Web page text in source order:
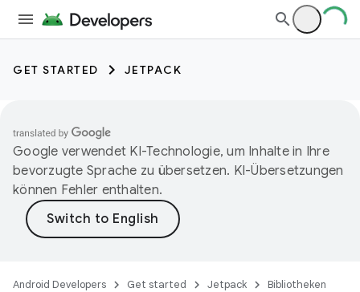
GET STARTED JETPACK
Google verwendet KI-Technologie, um Inhalte in Ihre
bevorzugte Sprache zu übersetzen. KI-Übersetzungen
können Fehler enthalten.
Android Developers Get started Jetpack Bibliotheken